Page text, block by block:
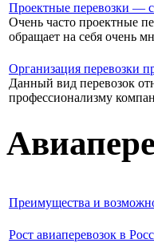
Проектные перевозки —
Очень часто проектные
обращает на себя очень
Организация перевозки
Данный вид перевозок
профессионализму
Преимущества и
Рост авиаперевозок в